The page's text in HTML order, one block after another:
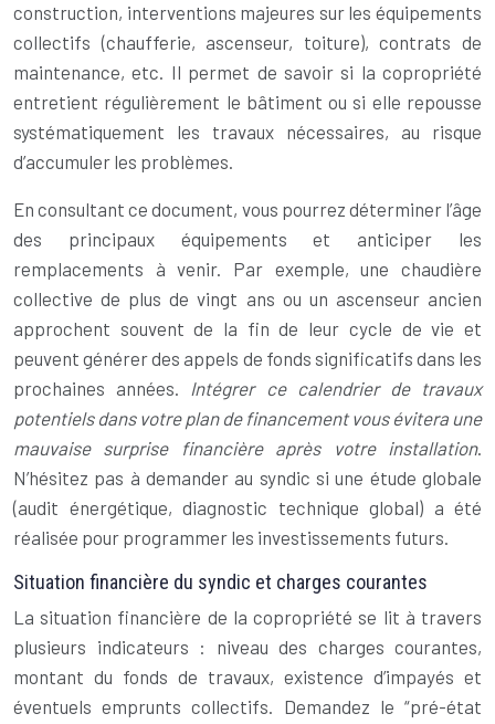
construction, interventions majeures sur les équipements
collectifs (chaufferie, ascenseur, toiture), contrats de
maintenance, etc. Il permet de savoir si la copropriété
entretient régulièrement le bâtiment ou si elle repousse
systématiquement les travaux nécessaires, au risque
d’accumuler les problèmes.
En consultant ce document, vous pourrez déterminer l’âge
des principaux équipements et anticiper les
remplacements à venir. Par exemple, une chaudière
collective de plus de vingt ans ou un ascenseur ancien
approchent souvent de la fin de leur cycle de vie et
peuvent générer des appels de fonds significatifs dans les
prochaines années. Intégrer ce calendrier de travaux
potentiels dans votre plan de financement vous évitera une
mauvaise surprise financière après votre installation.
N’hésitez pas à demander au syndic si une étude globale
(audit énergétique, diagnostic technique global) a été
réalisée pour programmer les investissements futurs.
Situation financière du syndic et charges courantes
La situation financière de la copropriété se lit à travers
plusieurs indicateurs : niveau des charges courantes,
montant du fonds de travaux, existence d’impayés et
éventuels emprunts collectifs. Demandez le “pré-état